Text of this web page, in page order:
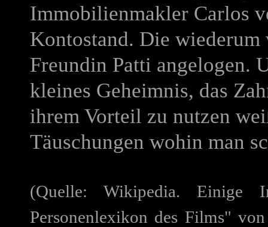
Immobilienmakler Carlos
Kontostand. Die
Freundin Patti angelogen.
kleines Geheimnis, das
ihrem Vorteil zu nutzen
Täuschungen wohin man
(Quelle: Wikipedia. Einige
Personenlexikon des Films"